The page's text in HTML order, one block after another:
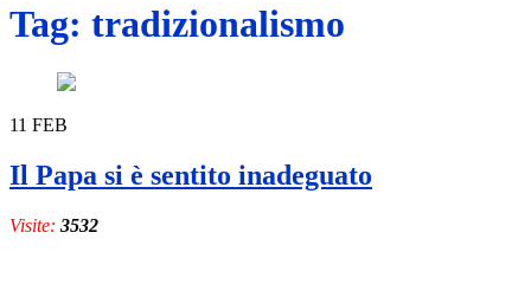
Tag: tradizionalismo
11 FEB
Il Papa si è sentito inadeguato
Visite: 3532